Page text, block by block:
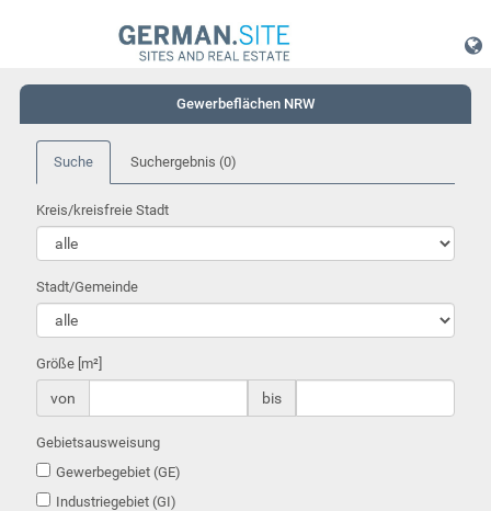
Gewerbeflächen NRW
Suche Suchergebnis (0)
Kreis/kreisfreie Stadt
Stadt/Gemeinde
Größe [m²]
von bis
Gebietsausweisung
Gewerbegebiet (GE)
Industriegebiet (GI)